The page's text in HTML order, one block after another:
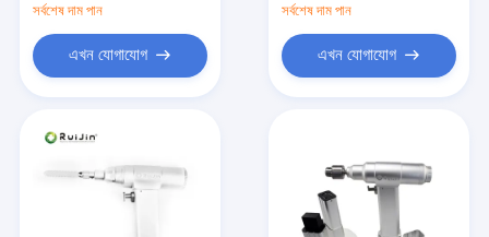
সর্বশেষ দাম পান
এখন যোগাযোগ
সর্বশেষ দাম পান
এখন যোগাযোগ